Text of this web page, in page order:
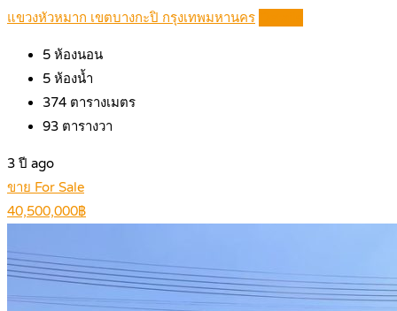
แขวงหัวหมาก เขตบางกะปิ กรุงเทพมหานคร
5 ห้องนอน
5 ห้องน้ำ
374 ตารางเมตร
93 ตารางวา
3 ปี ago
ขาย For Sale
40,500,000฿